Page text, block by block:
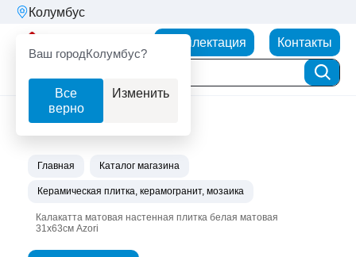
Колумбус
Ваш городКолумбус?
Все
верно
Изменить
Комплектация Контакты
Главная Каталог магазина
Керамическая плитка, керамогранит, мозаика
Калакатта матовая настенная плитка белая матовая
31х63см Azori